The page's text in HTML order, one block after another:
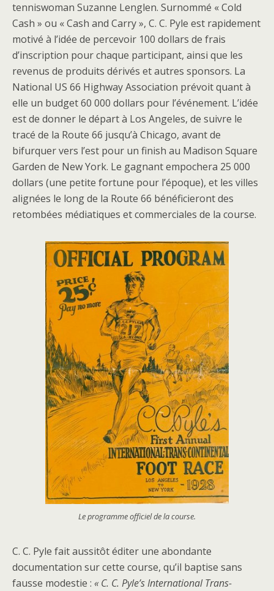
tenniswoman Suzanne Lenglen. Surnommé « Cold
Cash » ou « Cash and Carry », C. C. Pyle est rapidement
motivé à l’idée de percevoir 100 dollars de frais
d’inscription pour chaque participant, ainsi que les
revenus de produits dérivés et autres sponsors. La
National US 66 Highway Association prévoit quant à
elle un budget 60 000 dollars pour l’événement. L’idée
est de donner le départ à Los Angeles, de suivre le
tracé de la Route 66 jusqu’à Chicago, avant de
bifurquer vers l’est pour un finish au Madison Square
Garden de New York. Le gagnant empochera 25 000
dollars (une petite fortune pour l’époque), et les villes
alignées le long de la Route 66 bénéficieront des
retombées médiatiques et commerciales de la course.
Le programme officiel de la course.
C. C. Pyle fait aussitôt éditer une abondante
documentation sur cette course, qu’il baptise sans
fausse modestie : « C. C. Pyle’s International Trans-